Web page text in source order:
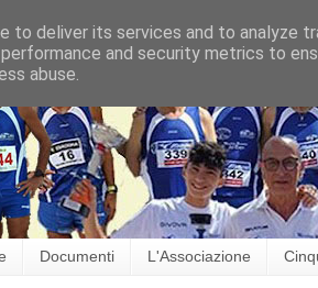
Documenti L'Associazione
to deliver its services and to analyze
and security metrics to
abuse.